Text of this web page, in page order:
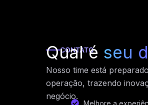
CONTATO
Qual é seu
Nosso time está
operação, trazendo
negócio.
Melhore a